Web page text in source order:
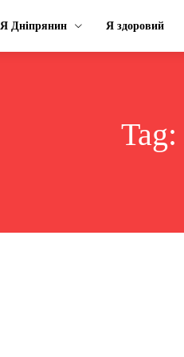
Я Дніпрянин Я здоровий
Tag: